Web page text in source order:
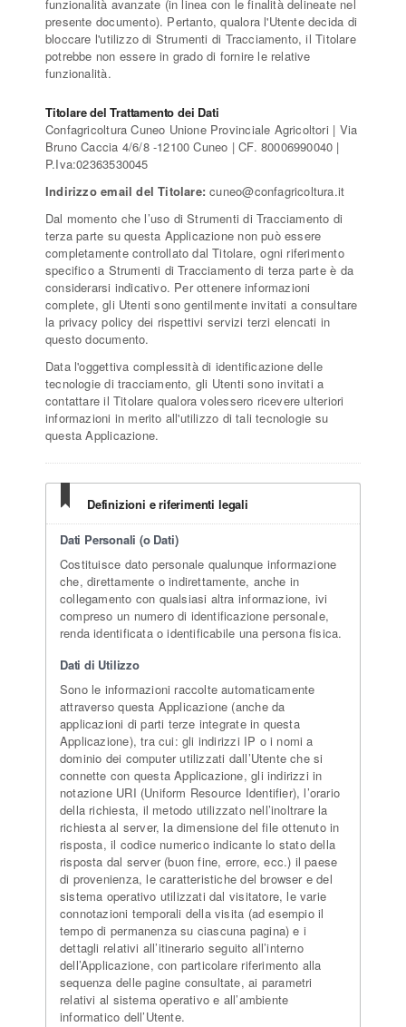
funzionalità avanzate (in linea con le finalità delineate nel
presente documento). Pertanto, qualora l'Utente decida di
bloccare l'utilizzo di Strumenti di Tracciamento, il Titolare
potrebbe non essere in grado di fornire le relative
funzionalità.
Titolare del Trattamento dei Dati
Confagricoltura Cuneo Unione Provinciale Agricoltori | Via
Bruno Caccia 4/6/8 -12100 Cuneo | CF. 80006990040 |
P.Iva:02363530045
Indirizzo email del Titolare: cuneo@confagricoltura.it
Dal momento che l’uso di Strumenti di Tracciamento di
terza parte su questa Applicazione non può essere
completamente controllato dal Titolare, ogni riferimento
specifico a Strumenti di Tracciamento di terza parte è da
considerarsi indicativo. Per ottenere informazioni
complete, gli Utenti sono gentilmente invitati a consultare
la privacy policy dei rispettivi servizi terzi elencati in
questo documento.
Data l'oggettiva complessità di identificazione delle
tecnologie di tracciamento, gli Utenti sono invitati a
contattare il Titolare qualora volessero ricevere ulteriori
informazioni in merito all'utilizzo di tali tecnologie su
questa Applicazione.
Definizioni e riferimenti legali
Dati Personali (o Dati)
Costituisce dato personale qualunque informazione
che, direttamente o indirettamente, anche in
collegamento con qualsiasi altra informazione, ivi
compreso un numero di identificazione personale,
renda identificata o identificabile una persona fisica.
Dati di Utilizzo
Sono le informazioni raccolte automaticamente
attraverso questa Applicazione (anche da
applicazioni di parti terze integrate in questa
Applicazione), tra cui: gli indirizzi IP o i nomi a
dominio dei computer utilizzati dall’Utente che si
connette con questa Applicazione, gli indirizzi in
notazione URI (Uniform Resource Identifier), l’orario
della richiesta, il metodo utilizzato nell’inoltrare la
richiesta al server, la dimensione del file ottenuto in
risposta, il codice numerico indicante lo stato della
risposta dal server (buon fine, errore, ecc.) il paese
di provenienza, le caratteristiche del browser e del
sistema operativo utilizzati dal visitatore, le varie
connotazioni temporali della visita (ad esempio il
tempo di permanenza su ciascuna pagina) e i
dettagli relativi all’itinerario seguito all’interno
dell’Applicazione, con particolare riferimento alla
sequenza delle pagine consultate, ai parametri
relativi al sistema operativo e all’ambiente
informatico dell’Utente.